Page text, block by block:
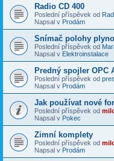
Radio CD 400
Poslední příspěvek od
Napsal v Prodám
Snímač polohy
Poslední příspěvek od
Napsal v Elektroinstalace
Predný spojler OPC
Poslední příspěvek od
Napsal v Prodám
Jak používat nové
Poslední příspěvek od
Napsal v Pokec
Zimní komplety
Poslední příspěvek od
Napsal v Prodám